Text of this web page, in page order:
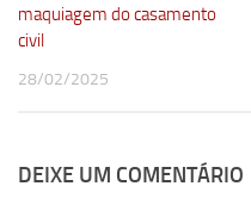
maquiagem do casamento
civil
28/02/2025
DEIXE UM COMENTÁRIO